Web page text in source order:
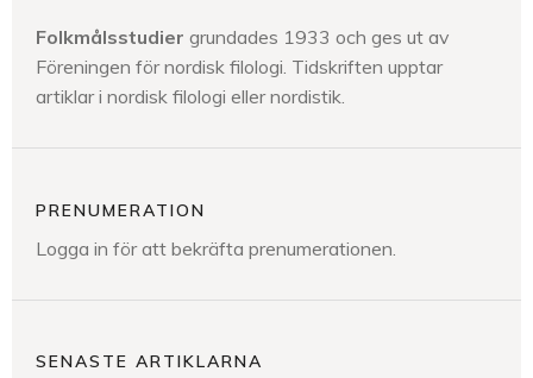
Folkmålsstudier grundades 1933 och ges ut av
Föreningen för nordisk filologi. Tidskriften upptar
artiklar i nordisk filologi eller nordistik.
PRENUMERATION
Logga in för att bekräfta prenumerationen.
SENASTE ARTIKLARNA